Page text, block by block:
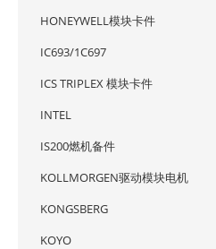
HONEYWELL模块卡件
IC693/1C697
ICS TRIPLEX 模块卡件
INTEL
IS200燃机备件
KOLLMORGEN驱动模块电机
KONGSBERG
KOYO